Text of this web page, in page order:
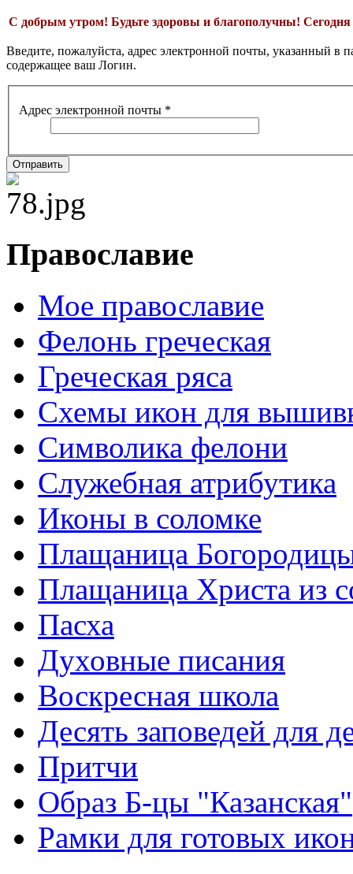
С добрым утром! Будьте здоровы и благополучны! Сегодня
Введите, пожалуйста, адрес электронной почты, указанный в
содержащее ваш Логин.
Адрес электронной почты *
Отправить
Православие
Мое православие
Фелонь греческая
Греческая ряса
Схемы икон для
Символика фелони
Служебная атрибутика
Иконы в соломке
Плащаница
Плащаница Христа из
Пасха
Духовные писания
Воскресная школа
Десять заповедей для
Притчи
Образ Б-цы "Казанская"
Рамки для готовых